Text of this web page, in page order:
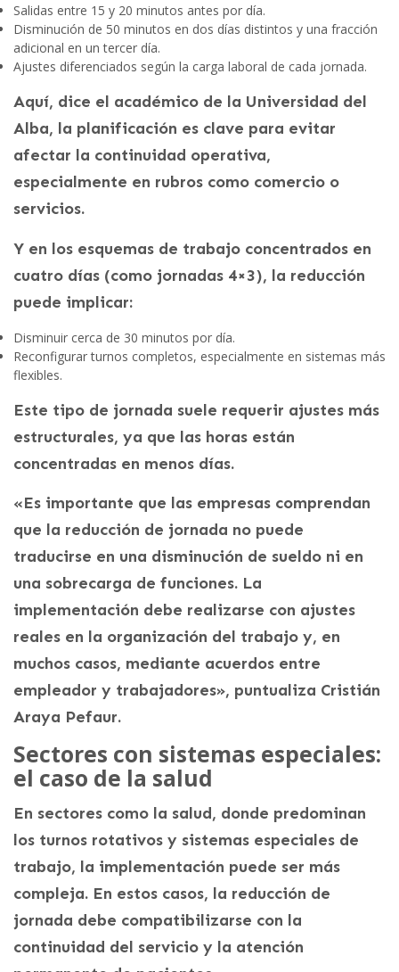
Salidas entre 15 y 20 minutos antes por día.
Disminución de 50 minutos en dos días distintos y una fracción
adicional en un tercer día.
Ajustes diferenciados según la carga laboral de cada jornada.
Aquí, dice el académico de la Universidad del
Alba, la planificación es clave para evitar
afectar la continuidad operativa,
especialmente en rubros como comercio o
servicios.
Y en los esquemas de trabajo concentrados en
cuatro días (como jornadas 4×3), la reducción
puede implicar:
Disminuir cerca de 30 minutos por día.
Reconfigurar turnos completos, especialmente en sistemas más
flexibles.
Este tipo de jornada suele requerir ajustes más
estructurales, ya que las horas están
concentradas en menos días.
«Es importante que las empresas comprendan
que la reducción de jornada no puede
traducirse en una disminución de sueldo ni en
una sobrecarga de funciones. La
implementación debe realizarse con ajustes
reales en la organización del trabajo y, en
muchos casos, mediante acuerdos entre
empleador y trabajadores», puntualiza Cristián
Araya Pefaur.
Sectores con sistemas especiales:
el caso de la salud
En sectores como la salud, donde predominan
los turnos rotativos y sistemas especiales de
trabajo, la implementación puede ser más
compleja. En estos casos, la reducción de
jornada debe compatibilizarse con la
continuidad del servicio y la atención